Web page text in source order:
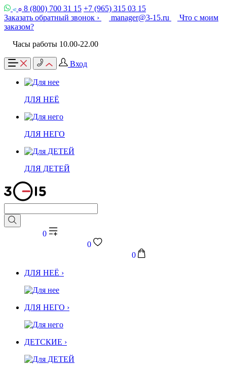
8 (800) 700 31 15 +7 (965) 315 03 15
Заказать обратный звонок ›
manager@3-15.ru
Что с моим
заказом?
Часы работы 10.00-22.00
Вход
ДЛЯ НЕЁ
ДЛЯ НЕГО
ДЛЯ ДЕТЕЙ
0
0
0
ДЛЯ НЕЁ ›
ДЛЯ НЕГО ›
ДЕТСКИЕ ›